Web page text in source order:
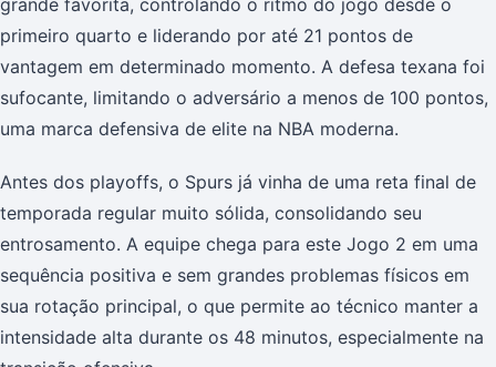
grande favorita, controlando o ritmo do jogo desde o
primeiro quarto e liderando por até 21 pontos de
vantagem em determinado momento. A defesa texana foi
sufocante, limitando o adversário a menos de 100 pontos,
uma marca defensiva de elite na NBA moderna.
Antes dos playoffs, o Spurs já vinha de uma reta final de
temporada regular muito sólida, consolidando seu
entrosamento. A equipe chega para este Jogo 2 em uma
sequência positiva e sem grandes problemas físicos em
sua rotação principal, o que permite ao técnico manter a
intensidade alta durante os 48 minutos, especialmente na